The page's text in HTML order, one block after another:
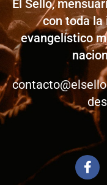
El Sello,
con toda
evangelístico
F
a